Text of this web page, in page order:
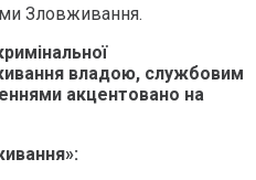
Зловживання.
владою, службовим
акцентовано на